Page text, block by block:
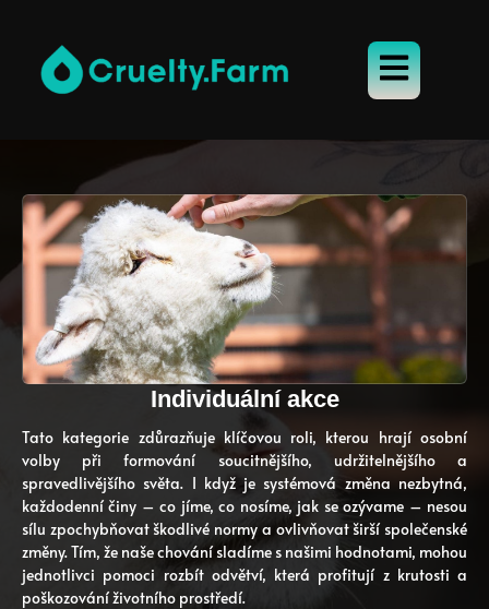
Individuální akce
Tato kategorie zdůrazňuje klíčovou roli, kterou hrají osobní
volby při formování soucitnějšího, udržitelnějšího a
spravedlivějšího světa. I když je systémová změna nezbytná,
každodenní činy – co jíme, co nosíme, jak se ozývame – nesou
sílu zpochybňovat škodlivé normy a ovlivňovat širší společenské
změny. Tím, že naše chování sladíme s našimi hodnotami, mohou
jednotlivci pomoci rozbít odvětví, která profitují z krutosti a
poškozování životního prostředí.